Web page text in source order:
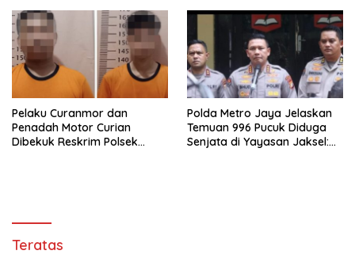
Jabar
Pelaku Curanmor dan
Penadah Motor Curian
Dibekuk Reskrim Polsek
Polda Metro Jaya Jelaskan
Temuan 996 Pucuk Diduga
Senjata di Yayasan Jaksel:
Teratas